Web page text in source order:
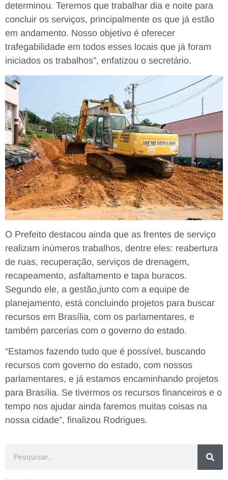
determinou. Teremos que trabalhar dia e noite para
concluir os serviços, principalmente os que já estão
em andamento. Nosso objetivo é oferecer
trafegabilidade em todos esses locais que já foram
iniciados os trabalhos”, enfatizou o secretário.
O Prefeito destacou ainda que as frentes de serviço
realizam inúmeros trabalhos, dentre eles: reabertura
de ruas, recuperação, serviços de drenagem,
recapeamento, asfaltamento e tapa buracos.
Segundo ele, a gestão,junto com a equipe de
planejamento, está concluindo projetos para buscar
recursos em Brasília, com os parlamentares, e
também parcerias com o governo do estado.
“Estamos fazendo tudo que é possível, buscando
recursos com governo do estado, com nossos
parlamentares, e já estamos encaminhando projetos
para Brasília. Se tivermos os recursos financeiros e o
tempo nos ajudar ainda faremos muitas coisas na
nossa cidade”, finalizou Rodrigues.